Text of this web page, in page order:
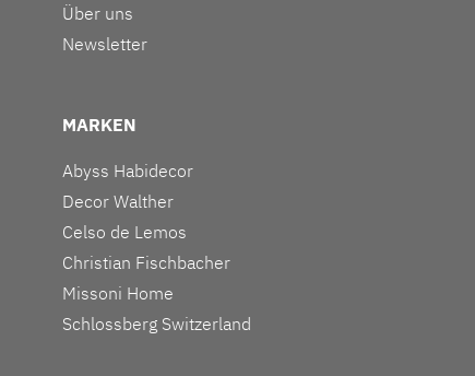
Über uns
Newsletter
MARKEN
Abyss Habidecor
Decor Walther
Celso de Lemos
Christian Fischbacher
Missoni Home
Schlossberg Switzerland